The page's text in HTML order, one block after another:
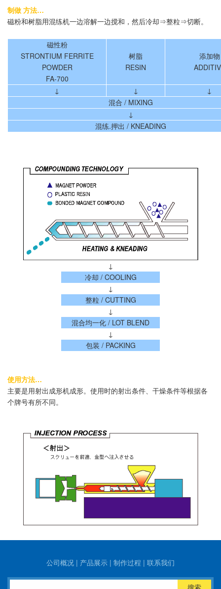
制做 方法…
磁粉和树脂用混练机一边溶解一边搅和，然后冷却⇒整粒⇒切断。
磁性粉
STRONTIUM FERRITE
POWDER
FA-700
树脂
RESIN
添加物
↓ ↓
↓
混合 / MIXING
↓
混练.押出 / KNEADING
↓
冷却 / COOLING
↓
整粒 / CUTTING
↓
混合均一化 / LOT BLEND
↓
包装 / PACKING
使用方法…
主要是用射出成形机成形。使用时的射出条件、干燥条件等根据各
个牌号有所不同。
公司概况 | 产品展示 | 制作过程 | 联系我们